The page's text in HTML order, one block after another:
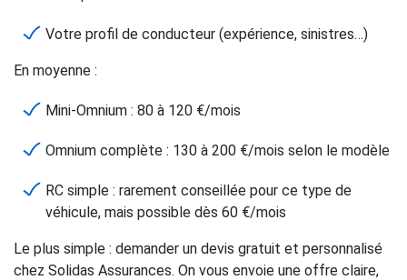
Votre profil de conducteur (expérience, sinistres…)
En moyenne :
Mini-Omnium : 80 à 120 €/mois
Omnium complète : 130 à 200 €/mois selon le modèle
RC simple : rarement conseillée pour ce type de
véhicule, mais possible dès 60 €/mois
Le plus simple : demander un devis gratuit et personnalisé
chez Solidas Assurances. On vous envoie une offre claire,